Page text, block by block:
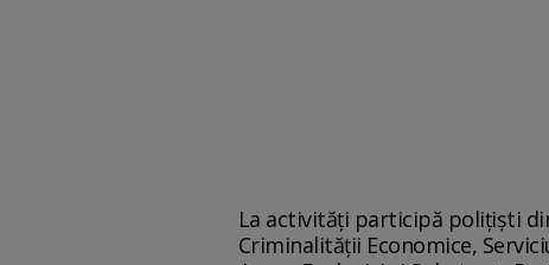
La activități participă polițiști
Criminalității Economice,